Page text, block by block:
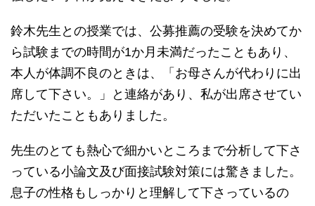
鈴木先生との授業では、公募推薦の受験を決めてか
ら試験までの時間が1か月未満だったこともあり、
本人が体調不良のときは、「お母さんが代わりに出
席して下さい。」と連絡があり、私が出席させてい
ただいたこともありました。
先生のとても熱心で細かいところまで分析して下さ
っている小論文及び面接試験対策には驚きました。
息子の性格もしっかりと理解して下さっているの